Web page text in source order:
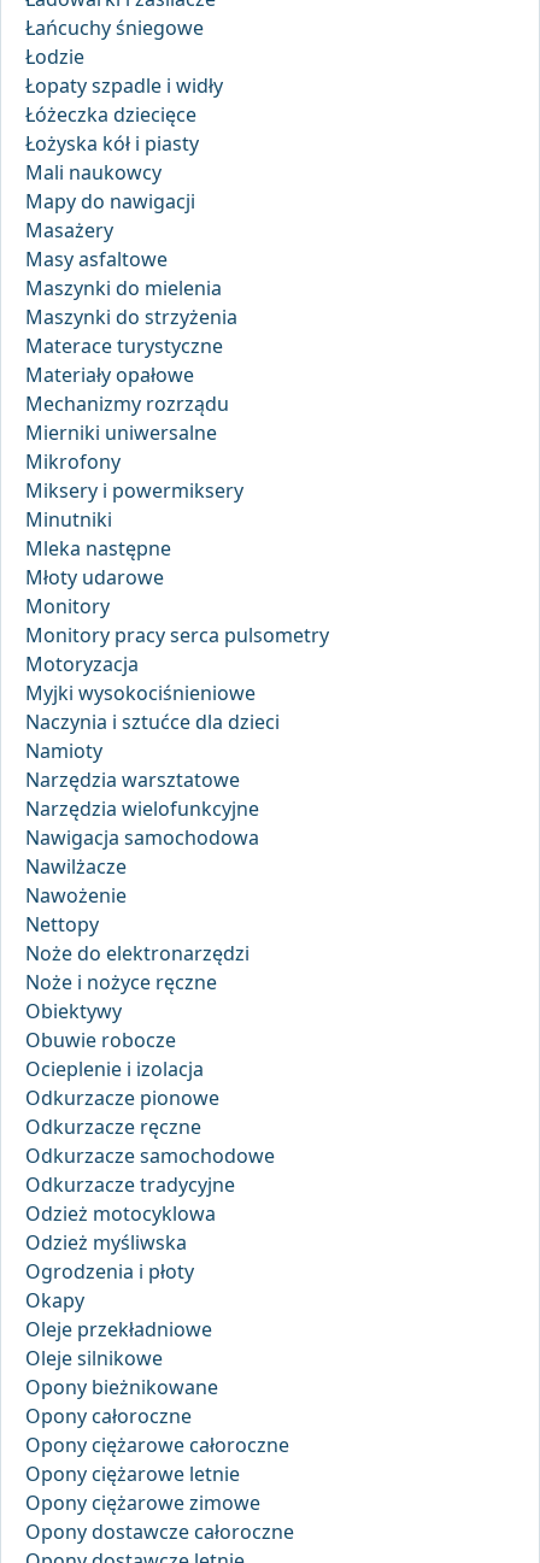
Łańcuchy śniegowe
Łodzie
Łopaty szpadle i widły
Łóżeczka dziecięce
Łożyska kół i piasty
Mali naukowcy
Mapy do nawigacji
Masażery
Masy asfaltowe
Maszynki do mielenia
Maszynki do strzyżenia
Materace turystyczne
Materiały opałowe
Mechanizmy rozrządu
Mierniki uniwersalne
Mikrofony
Miksery i powermiksery
Minutniki
Mleka następne
Młoty udarowe
Monitory
Monitory pracy serca pulsometry
Motoryzacja
Myjki wysokociśnieniowe
Naczynia i sztućce dla dzieci
Namioty
Narzędzia warsztatowe
Narzędzia wielofunkcyjne
Nawigacja samochodowa
Nawilżacze
Nawożenie
Nettopy
Noże do elektronarzędzi
Noże i nożyce ręczne
Obiektywy
Obuwie robocze
Ocieplenie i izolacja
Odkurzacze pionowe
Odkurzacze ręczne
Odkurzacze samochodowe
Odkurzacze tradycyjne
Odzież motocyklowa
Odzież myśliwska
Ogrodzenia i płoty
Okapy
Oleje przekładniowe
Oleje silnikowe
Opony bieżnikowane
Opony całoroczne
Opony ciężarowe całoroczne
Opony ciężarowe letnie
Opony ciężarowe zimowe
Opony dostawcze całoroczne